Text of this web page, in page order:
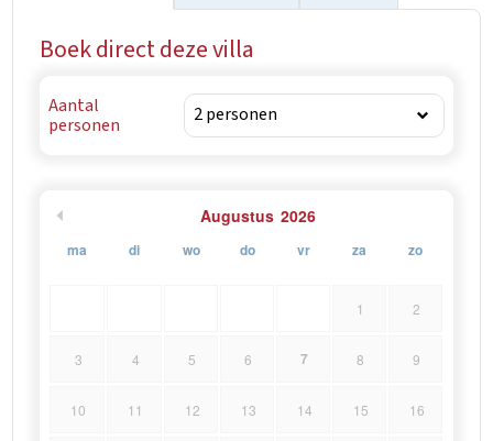
Boek direct deze villa
Aantal
personen
Augustus 2026
ma di wo do vr za zo
1 2
3 4 5 6 7 8 9
10 11 12 13 14 15 16